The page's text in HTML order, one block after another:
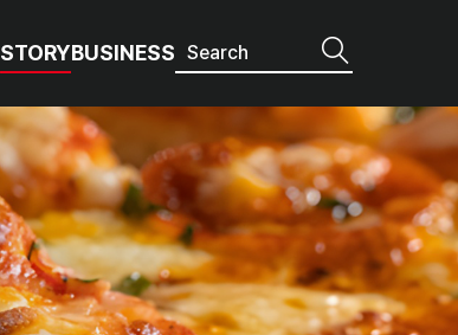
STORYBUSINESS